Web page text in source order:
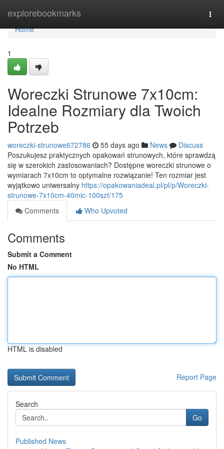
explorebookmarks
Home
Home
1
Woreczki Strunowe 7x10cm:
Idealne Rozmiary dla Twoich
Potrzeb
woreczki-strunowe672786 55 days ago News
Discuss
Poszukujesz praktycznych opakowań strunowych, które sprawdzą
się w szerokich zastosowaniach? Dostępne woreczki strunowe o
wymiarach 7x10cm to optymalne rozwiązanie! Ten rozmiar jest
wyjątkowo uniwersalny https://opakowaniadeal.pl/pl/p/Woreczki-
strunowe-7x10cm-40mic-100szt/175
Comments
Who Upvoted
Comments
Submit a Comment
No HTML
HTML is disabled
Report Page
Search
Go
Published News